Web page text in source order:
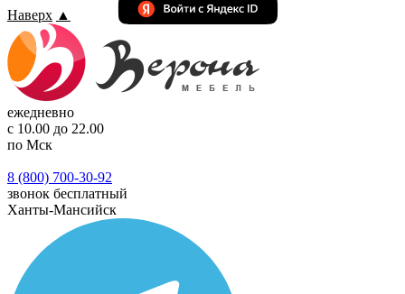
Наверх ▲
ежедневно
с 10.00 до 22.00
по Мск
8 (800) 700-30-92
звонок бесплатный
Ханты-Мансийск